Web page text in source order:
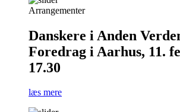
Arrangementer
Danskere i Anden
Foredrag i Aarhus, 11.
17.30
læs mere